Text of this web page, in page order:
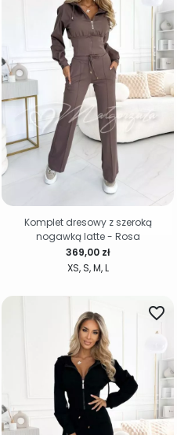
XS S M L
Cena
369,00 zł
Komplet dresowy z szeroką
nogawką latte - Rosa
favorite_border